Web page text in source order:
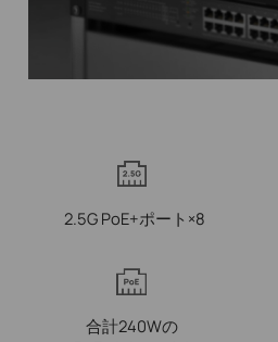
2.5G PoE+ポート×8
合計240Wの